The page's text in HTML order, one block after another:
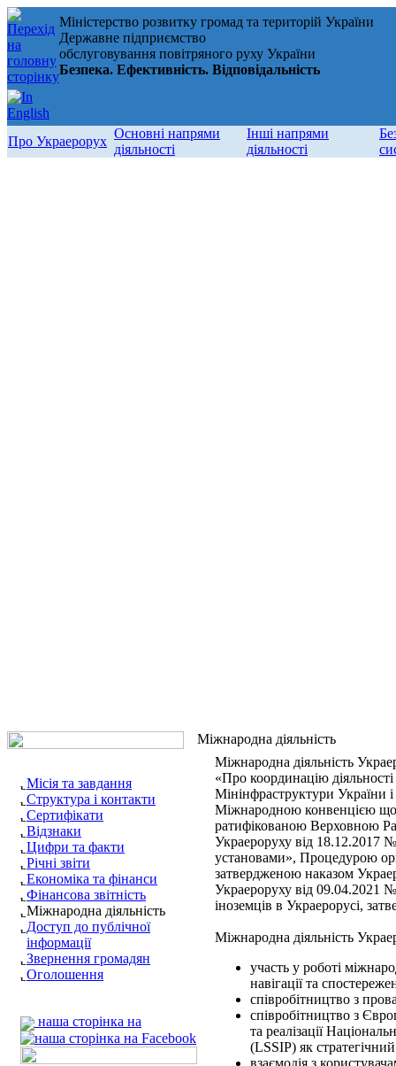
Міністерство розвитку громад та територій України
Державне підприємство
обслуговування повітряного руху України
Безпека. Ефективність. Відповідальність
Про Украерорух
Основні напрями
діяльності
Інші напрями
діяльності
Місія та завдання
Структура і контакти
Сертифікати
Відзнаки
Цифри та факти
Річні звіти
Економіка та фінанси
Фінансова звітність
Міжнародна діяльність
Доступ до публічної
інформації
Звернення громадян
Оголошення
наша сторінка на
Міжнародна діяльність
Міжнародна діяльність
«Про координацію
Мінінфраструктури України
Міжнародною конвенцією
ратифікованою Верховною
Украероруху від 18.12.2017
установами», Процедурою
затвердженою наказом
Украероруху від 09.04.2021
іноземців в Украерорусі,
Міжнародна діяльність
участь у роботі
навігації та
співробітництво з
співробітництво з
та реалізації
(LSSIP) як
взаємодія з